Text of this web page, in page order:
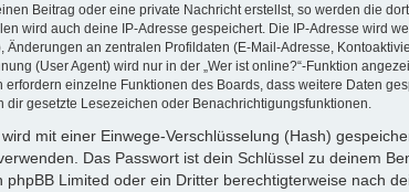
Beitrag oder eine private Nachricht erstellst, so werden die
wird auch deine IP-Adresse gespeichert. Die IP-Adresse wird
Änderungen an zentralen Profildaten (E-Mail-Adresse,
(User Agent) wird nur in der „Wer ist online?“-Funktion
erfordern einzelne Funktionen des Boards, dass weitere Daten
dir gesetzte Lesezeichen oder Benachrichtigungsfunktionen.
mit einer Einwege-Verschlüsselung (Hash)
Das Passwort ist dein Schlüssel zu deinem
phpBB Limited oder ein Dritter berechtigterweise nach